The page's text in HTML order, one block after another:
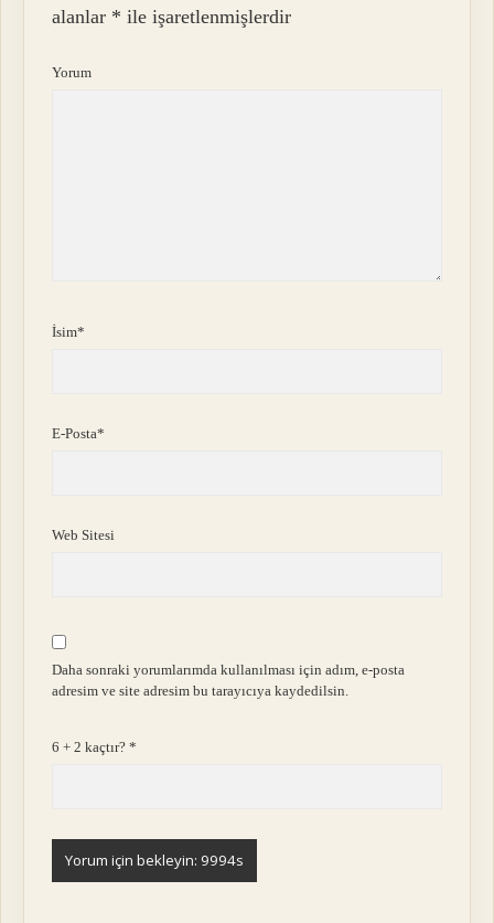
alanlar * ile işaretlenmişlerdir
Yorum
İsim*
E-Posta*
Web Sitesi
Daha sonraki yorumlarımda kullanılması için adım, e-posta
adresim ve site adresim bu tarayıcıya kaydedilsin.
6 + 2 kaçtır?*